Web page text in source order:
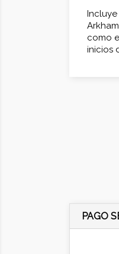
como
inicios
PAGO